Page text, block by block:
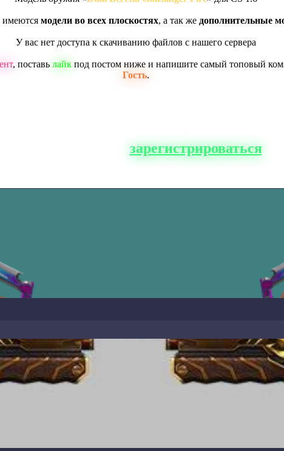
имеются модели во всех плоскостях, а так же дополнительные
У вас нет доступа к скачиванию файлов с нашего сервера
, поставь лайкпод постом ниже и напишите самый топовый
Гость.
сайта, вам нужно зарегистрироваться